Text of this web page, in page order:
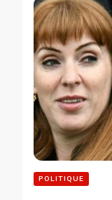
POLITIQUE